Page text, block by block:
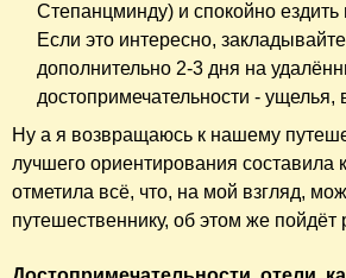
Степанцминду) и спокойно ездить
Если это интересно,
дополнительно 2-3 дня на
достопримечательности -
Ну а я возвращаюсь к нашему
лучшего ориентирования составила
отметила всё, что, на мой взгляд,
путешественнику, об этом же пойдёт